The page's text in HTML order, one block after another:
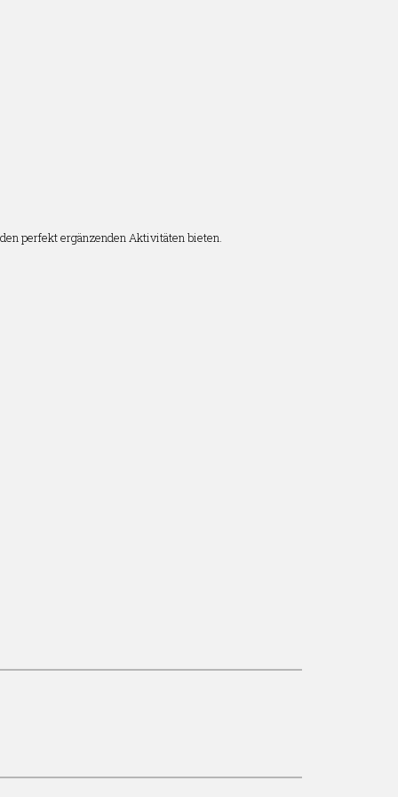
perfekt ergänzenden Aktivitäten bieten.